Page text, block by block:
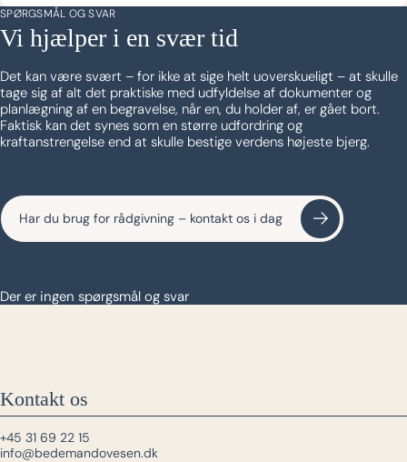
SPØRGSMÅL OG SVAR
Vi hjælper i en svær tid
Det kan være svært – for ikke at sige helt uoverskueligt – at skulle
tage sig af alt det praktiske med udfyldelse af dokumenter og
planlægning af en begravelse, når en, du holder af, er gået bort.
Faktisk kan det synes som en større udfordring og
kraftanstrengelse end at skulle bestige verdens højeste bjerg.
Har du brug for rådgivning – kontakt os i dag
Der er ingen spørgsmål og svar
Kontakt os
+45 31 69 22 15
info@bedemandovesen.dk